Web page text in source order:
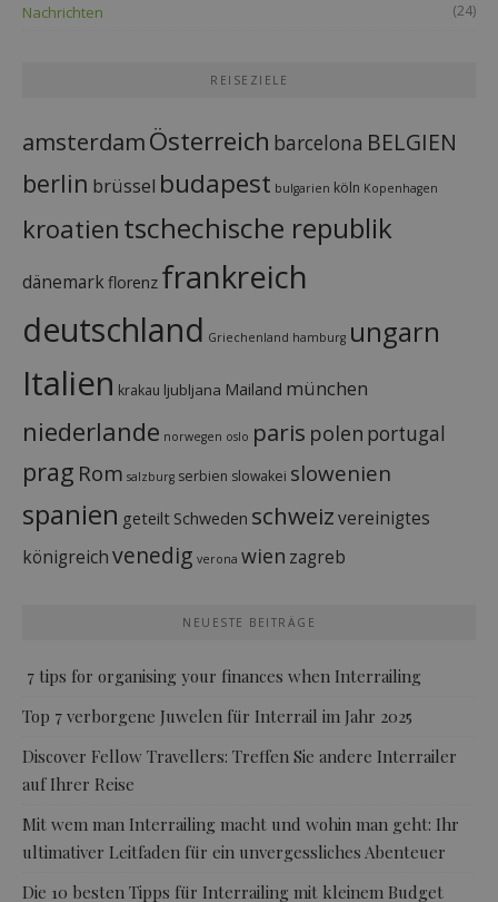
Nachrichten (24)
REISEZIELE
amsterdamÖsterreich barcelona BELGIEN
berlin brüssel budapest bulgarien köln Kopenhagen
kroatien tschechische republik
dänemark florenz frankreich
deutschland Griechenland hamburg ungarn
Italien krakau ljubljana Mailand münchen
niederlande norwegen oslo paris polen portugal
prag Rom salzburg serbien slowakei slowenien
spanien geteilt Schweden schweizvereinigtes
königreichvenedig verona wien zagreb
NEUESTE BEITRÄGE
7 tips for organising your finances when Interrailing
Top 7 verborgene Juwelen für Interrail im Jahr 2025
Discover Fellow Travellers: Treffen Sie andere Interrailer
auf Ihrer Reise
Mit wem man Interrailing macht und wohin man geht: Ihr
ultimativer Leitfaden für ein unvergessliches Abenteuer
Die 10 besten Tipps für Interrailing mit kleinem Budget